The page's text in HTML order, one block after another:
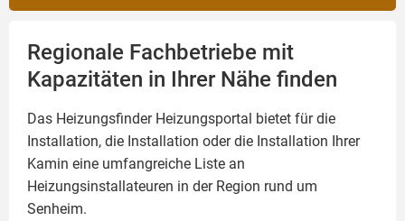
Regionale Fachbetriebe mit
Kapazitäten in Ihrer Nähe finden
Das Heizungsfinder Heizungsportal bietet für die
Installation, die Installation oder die Installation Ihrer
Kamin eine umfangreiche Liste an
Heizungsinstallateuren in der Region rund um
Senheim.